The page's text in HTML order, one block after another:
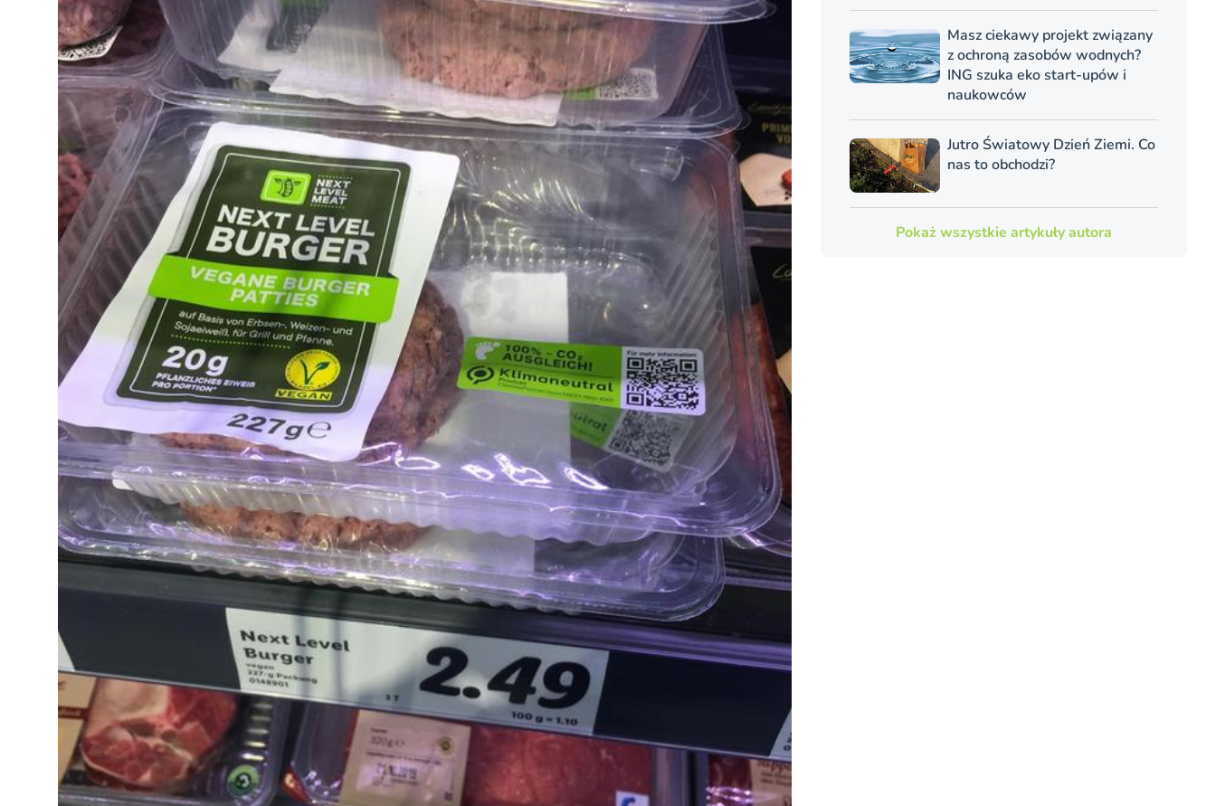
Masz ciekawy projekt związany
z ochroną zasobów wodnych?
ING szuka eko start-upów i
naukowców
Jutro Światowy Dzień Ziemi. Co
nas to obchodzi?
Pokaż wszystkie artykuły autora